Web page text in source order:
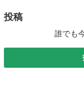
投稿
誰でも